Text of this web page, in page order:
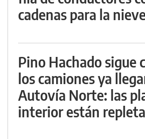
cadenas para la
Pino Hachado sigue
los camiones ya
Autovía Norte: las
interior están